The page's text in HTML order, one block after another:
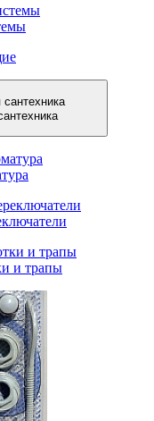
и трапы